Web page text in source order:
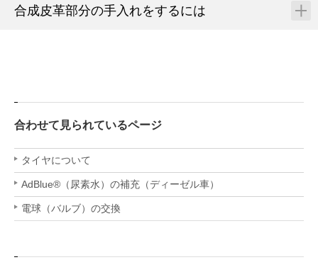
合成皮革部分の手入れをするには
合わせて見られているページ
タイヤについて
AdBlue®（尿素水）の補充（ディーゼル車）
電球（バルブ）の交換